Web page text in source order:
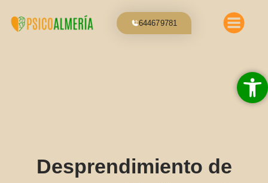
contenido
644679781
Desprendimiento de
Abrir